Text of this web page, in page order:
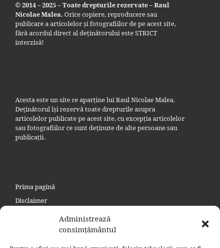
Administrează
consimțământul
© 2014 – 2025 – Toate drepturile rezervate – Raul
Nicolae Malea. Orice copiere, reproducere sau
publicare a articolelor și fotografiilor de pe acest site,
fără acordul direct al deținătorului este STRICT
interzisă!
Acesta este un site ce aparține lui Raul Nicolae Malea.
Deținătorul își rezervă toate drepturile asupra
articolelor publicate pe acest site, cu excepția articolelor
sau fotografiilor ce sunt deținute de alte persoane sau
publicații.
Prima pagină
Disclaimer
Politica de confidențialitate
Politica privind cookie